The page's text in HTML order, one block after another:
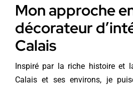
Mon approche
décorateur
Calais
Inspiré par la riche histoire et
Calais et ses environs, je